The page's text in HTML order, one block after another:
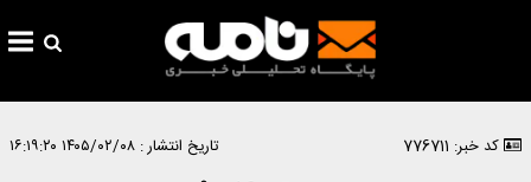
کد خبر: 776711 تاریخ انتشار : ۱۴۰۵/۰۲/۰۸ ۱۶:۱۹:۲۰